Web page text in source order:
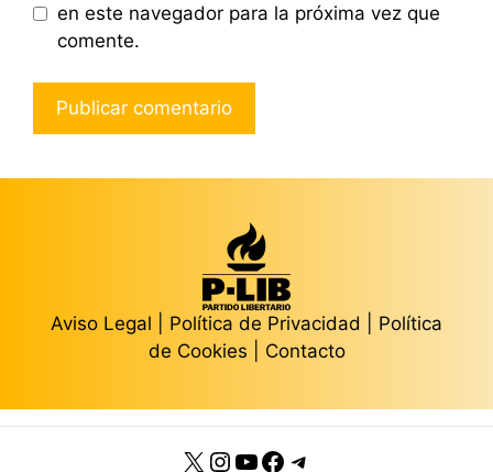
en este navegador para la próxima vez que
comente.
Aviso Legal Política de Privacidad
Política
de Cookies
Contacto